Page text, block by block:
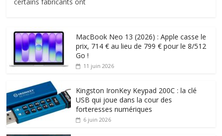
certains fabricants ont
MacBook Neo 13 (2026) : Apple casse le
prix, 714 € au lieu de 799 € pour le 8/512
Go !
11 juin 2026
Kingston IronKey Keypad 200C : la clé
USB qui joue dans la cour des
forteresses numériques
6 juin 2026